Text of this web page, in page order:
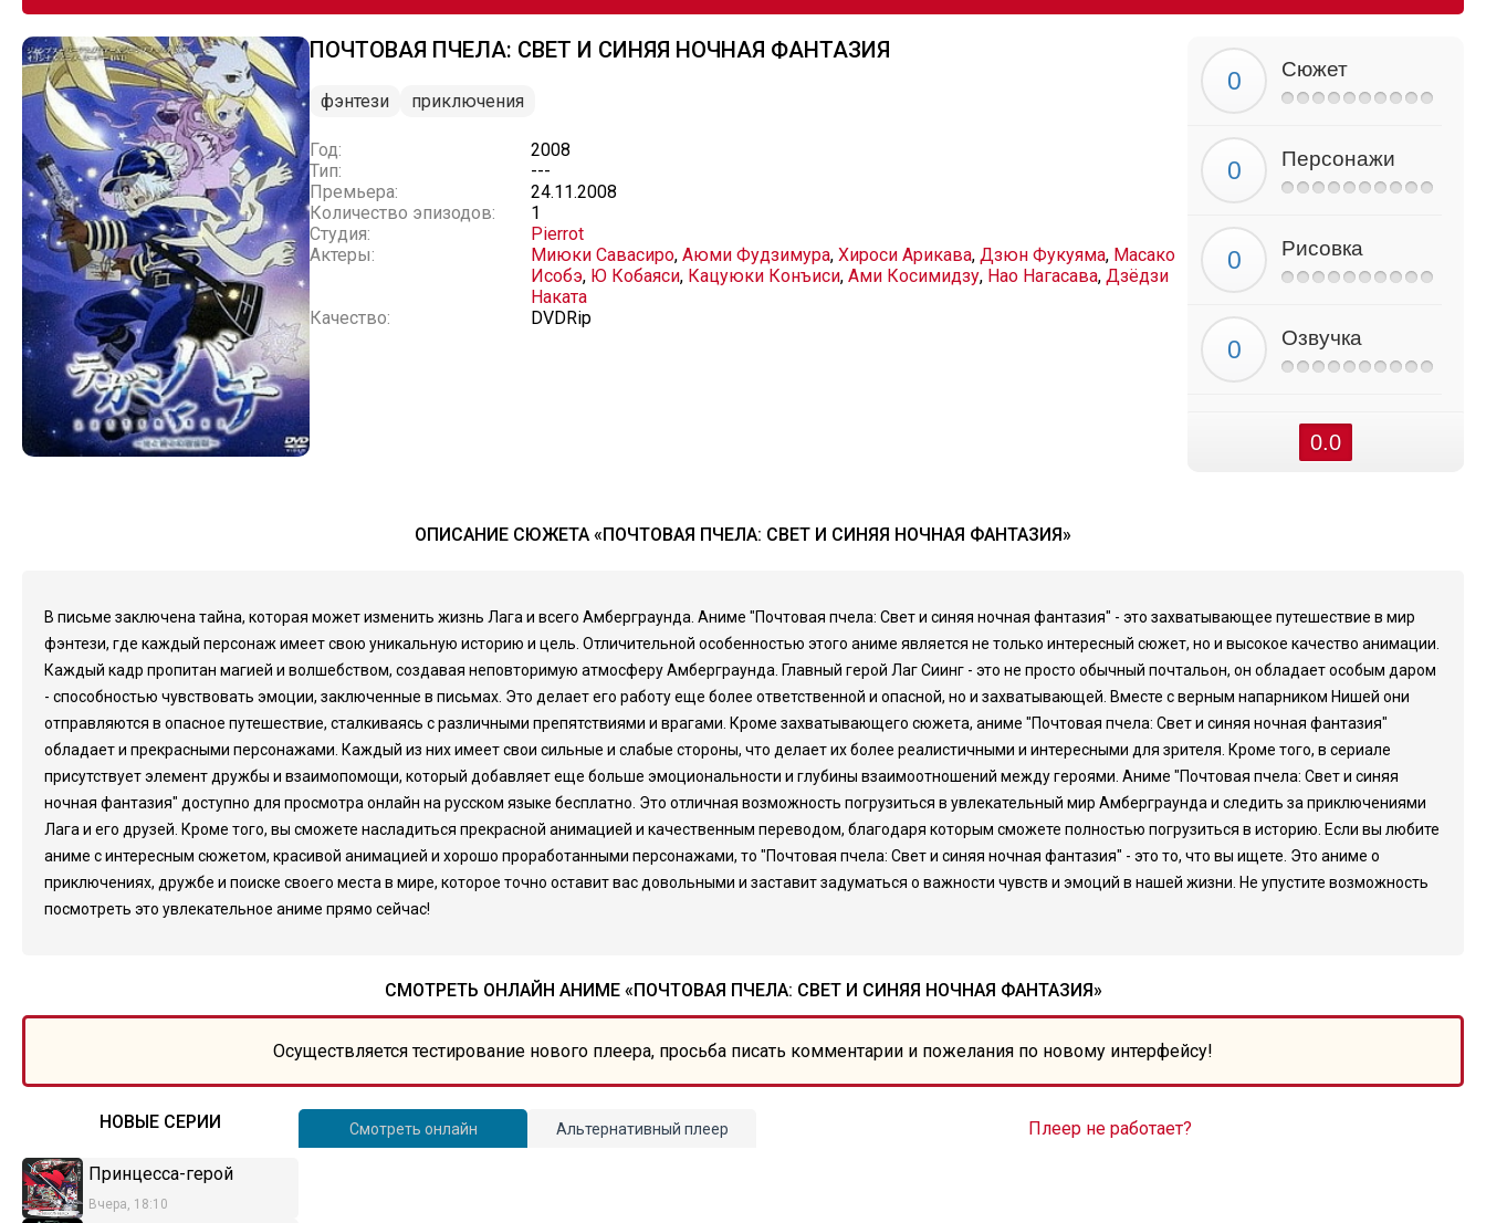
ПОЧТОВАЯ ПЧЕЛА: СВЕТ И СИНЯЯ НОЧНАЯ ФАНТАЗИЯ
фэнтези приключения
Год:
2008
Тип:
---
Премьера:
24.11.2008
Количество эпизодов:
1
Студия:
Pierrot
Актеры:
Миюки Савасиро, Аюми Фудзимура, Хироси Арикава, Дзюн Фукуяма, Масако
Исобэ, Ю Кобаяси, Кацуюки Конъиси, Ами Косимидзу, Нао Нагасава, Дзёдзи
Наката
Качество:
DVDRip
Сюжет
Персонажи
Рисовка
Озвучка
0.0
ОПИСАНИЕ СЮЖЕТА «ПОЧТОВАЯ ПЧЕЛА: СВЕТ И СИНЯЯ НОЧНАЯ ФАНТАЗИЯ»
В письме заключена тайна, которая может изменить жизнь Лага и всего Амберграунда. Аниме "Почтовая пчела: Свет и синяя ночная фантазия" - это захватывающее путешествие в мир
фэнтези, где каждый персонаж имеет свою уникальную историю и цель. Отличительной особенностью этого аниме является не только интересный сюжет, но и высокое качество анимации.
Каждый кадр пропитан магией и волшебством, создавая неповторимую атмосферу Амберграунда. Главный герой Лаг Сиинг - это не просто обычный почтальон, он обладает особым даром
- способностью чувствовать эмоции, заключенные в письмах. Это делает его работу еще более ответственной и опасной, но и захватывающей. Вместе с верным напарником Нишей они
отправляются в опасное путешествие, сталкиваясь с различными препятствиями и врагами. Кроме захватывающего сюжета, аниме "Почтовая пчела: Свет и синяя ночная фантазия"
обладает и прекрасными персонажами. Каждый из них имеет свои сильные и слабые стороны, что делает их более реалистичными и интересными для зрителя. Кроме того, в сериале
присутствует элемент дружбы и взаимопомощи, который добавляет еще больше эмоциональности и глубины взаимоотношений между героями. Аниме "Почтовая пчела: Свет и синяя
ночная фантазия" доступно для просмотра онлайн на русском языке бесплатно. Это отличная возможность погрузиться в увлекательный мир Амберграунда и следить за приключениями
Лага и его друзей. Кроме того, вы сможете насладиться прекрасной анимацией и качественным переводом, благодаря которым сможете полностью погрузиться в историю. Если вы любите
аниме с интересным сюжетом, красивой анимацией и хорошо проработанными персонажами, то "Почтовая пчела: Свет и синяя ночная фантазия" - это то, что вы ищете. Это аниме о
приключениях, дружбе и поиске своего места в мире, которое точно оставит вас довольными и заставит задуматься о важности чувств и эмоций в нашей жизни. Не упустите возможность
посмотреть это увлекательное аниме прямо сейчас!
СМОТРЕТЬ ОНЛАЙН АНИМЕ «ПОЧТОВАЯ ПЧЕЛА: СВЕТ И СИНЯЯ НОЧНАЯ ФАНТАЗИЯ»
Осуществляется тестирование нового плеера, просьба писать комментарии и пожелания по новому интерфейсу!
НОВЫЕ СЕРИИ
Принцесса-герой
Вчера, 18:10
Смотреть онлайн Альтернативный плеер Плеер не работает?